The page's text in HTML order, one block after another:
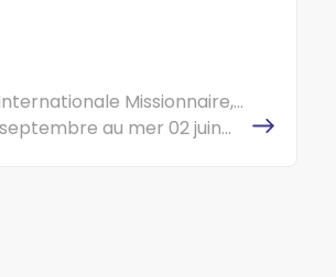
Missionnaire,
69007 LYON
au mer 02 juin